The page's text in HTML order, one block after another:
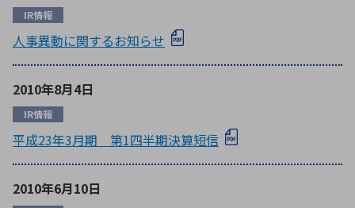
IR情報
人事異動に関するお知らせ
2010年8月4日
IR情報
平成23年3月期 第1四半期決算短信
2010年6月10日